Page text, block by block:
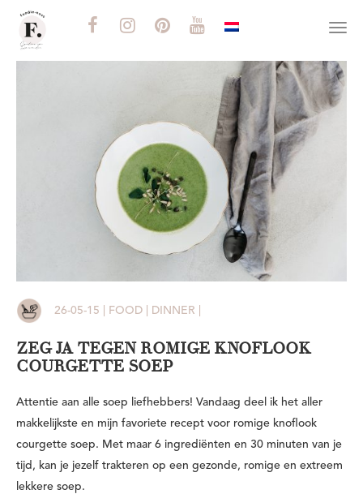
26-05-15 | FOOD | DINNER |
ZEG JA TEGEN ROMIGE KNOFLOOK
COURGETTE SOEP
Attentie aan alle soep liefhebbers! Vandaag deel ik het aller
makkelijkste en mijn favoriete recept voor romige knoflook
courgette soep. Met maar 6 ingrediënten en 30 minuten van je
tijd, kan je jezelf trakteren op een gezonde, romige en extreem
lekkere soep.